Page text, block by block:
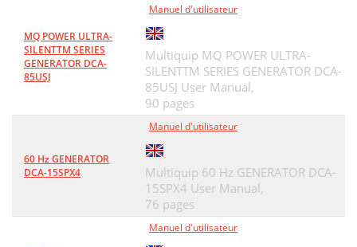
MQ POWER ULTRA-
SILENTTM SERIES
GENERATOR DCA-
85USJ
Manuel d'utilisateur
Multiquip MQ POWER ULTRA-
SILENTTM SERIES GENERATOR DCA-
85USJ User Manual,
90 pages
60 Hz GENERATOR
DCA-15SPX4
Manuel d'utilisateur
Multiquip 60 Hz GENERATOR DCA-
15SPX4 User Manual,
76 pages
Manuel d'utilisateur